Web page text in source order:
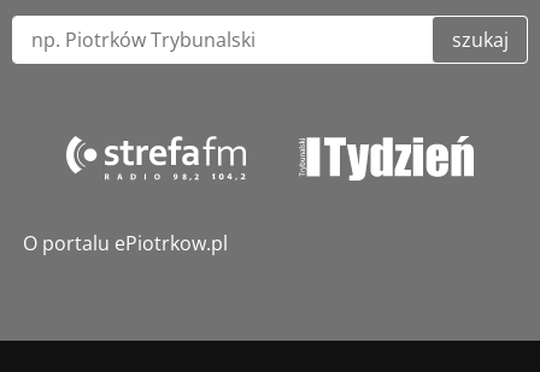
szukaj
O portalu ePiotrkow.pl